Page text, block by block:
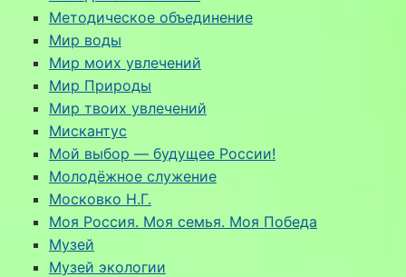
Методическое объединение
Мир воды
Мир моих увлечений
Мир Природы
Мир твоих увлечений
Мискантус
Мой выбор — будущее России!
Молодёжное служение
Московко Н.Г.
Моя Россия. Моя семья. Моя Победа
Музей
Музей экологии